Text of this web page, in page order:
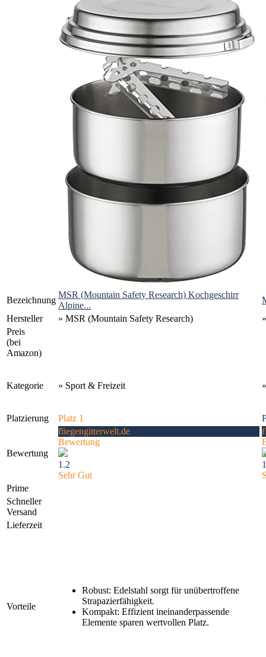
Bezeichnung
MSR (Mountain Safety Research) Kochgeschirr
Alpine...
Hersteller
» MSR (Mountain Safety Research)
Preis
(bei
Amazon)
Kategorie » Sport & Freizeit
Platzierung Platz 1
Bewertung
fliegengitterwelt.de
Bewertung
1.2
Sehr Gut
Prime
Schneller
Versand
Lieferzeit
Vorteile
Robust: Edelstahl sorgt für unübertroffene
Strapazierfähigkeit.
Kompakt: Effizient ineinanderpassende
Elemente sparen wertvollen Platz.